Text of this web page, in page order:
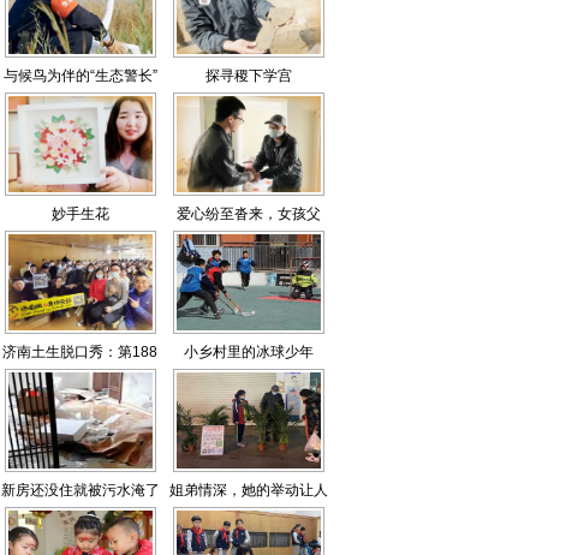
与候鸟为伴的“生态警长” 探寻稷下学宫
妙手生花 爱心纷至沓来，女孩父
亲“谢谢好心人”
济南土生脱口秀：第188
场开放麦
小乡村里的冰球少年
新房还没住就被污水淹了 姐弟情深，她的举动让人
动容又心疼